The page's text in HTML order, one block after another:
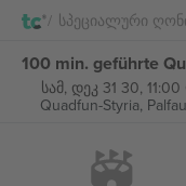
Სპეციალური
სამ, დეკ 31 30, 11:00
Quadfun-Styria,